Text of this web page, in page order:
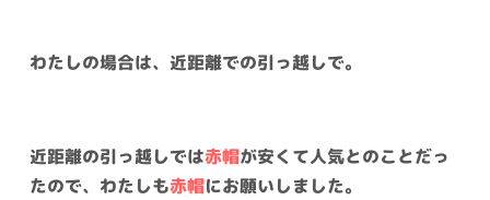
わたしの場合は、近距離での引っ越しで。
近距離の引っ越しでは赤帽が安くて人気とのことだっ
たので、わたしも赤帽にお願いしました。